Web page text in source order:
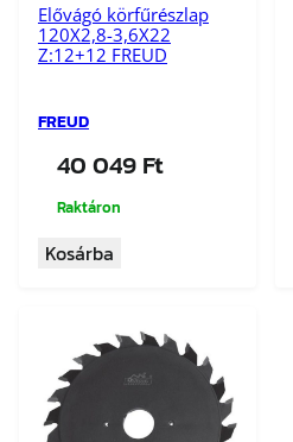
Elővágó körfűrészlap
120X2,8-3,6X22
Z:12+12 FREUD
FREUD
40 049Ft
Raktáron
Kosárba